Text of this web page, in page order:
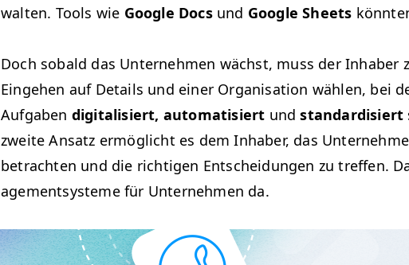
wal­ten. Tools wie Google Docsund Google Sheets
Doch sobald das Unternehmen wächst, muss der Inhab­er
Einge­hen auf Details und ein­er Organ­i­sa­tion wählen, bei
Auf­gaben dig­i­tal­isiert, automa­tisiert undstan­dar­d­isiert
zweite Ansatz ermöglicht es dem Inhab­er, das
betra­cht­en und die richti­gen Entschei­dun­gen zu tre­f­fen.
age­mentsys­teme für Unternehmen da.